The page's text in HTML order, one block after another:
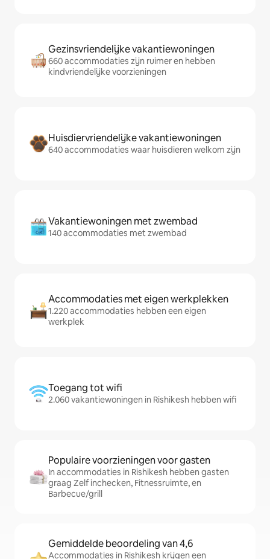
Gezinsvriendelijke vakantiewoningen
660 accommodaties zijn ruimer en hebben
kindvriendelijke voorzieningen
Huisdiervriendelijke vakantiewoningen
640 accommodaties waar huisdieren welkom zijn
Vakantiewoningen met zwembad
140 accommodaties met zwembad
Accommodaties met eigen werkplekken
1.220 accommodaties hebben een eigen
werkplek
Toegang tot wifi
2.060 vakantiewoningen in Rishikesh hebben wifi
Populaire voorzieningen voor gasten
In accommodaties in Rishikesh hebben gasten
graag Zelf inchecken, Fitnessruimte, en
Barbecue/grill
Gemiddelde beoordeling van 4,6
Accommodaties in Rishikesh krijgen een